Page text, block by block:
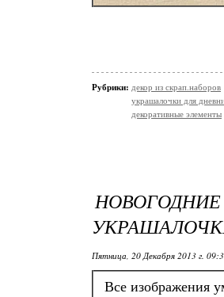
Рубрики: декор из скрап.наборов
украшалочки для
декоративные элементы
Пятница, 20 Декабря 2013 г.
Все изображения